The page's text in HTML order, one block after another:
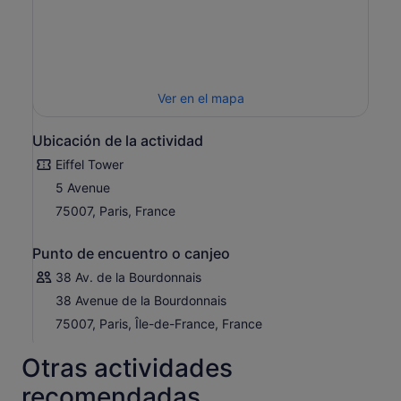
Ver en el mapa
Ubicación de la actividad
Eiffel Tower
5 Avenue
75007, Paris, France
Punto de encuentro o canjeo
38 Av. de la Bourdonnais
38 Avenue de la Bourdonnais
75007, Paris, Île-de-France, France
Otras actividades